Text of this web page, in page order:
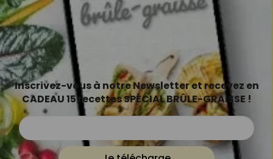
Inscrivez-vous à notre Newsletter et recevez en
CADEAU 15 recettes SPÉCIAL BRÛLE-GRAISSE !